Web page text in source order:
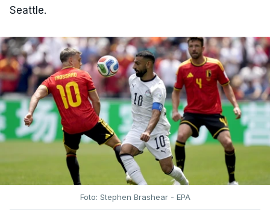
Seattle.
Foto: Stephen Brashear - EPA